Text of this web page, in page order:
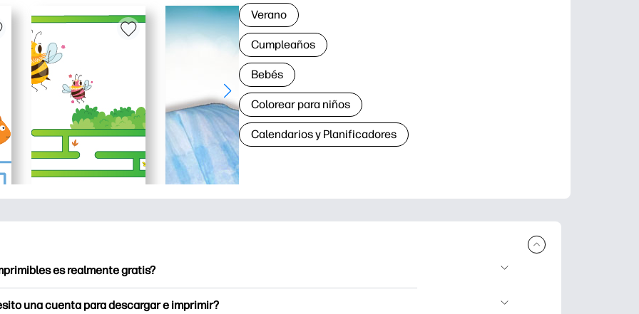
Verano
Cumpleaños
Bebés
Colorear para niños
Calendarios y Planificadores
es realmente gratis?
una cuenta para descargar e imprimir?